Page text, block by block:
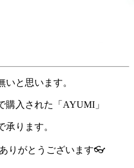
と思います。
購入された「AYUMI」
ります。
りがとうございます👓